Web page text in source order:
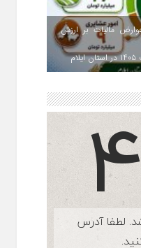
تومان عوارض مالیات بر ارزش